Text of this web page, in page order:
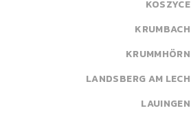
KOSZYCE
KRUMBACH
KRUMMHÖRN
LANDSBERG AM LECH
LAUINGEN